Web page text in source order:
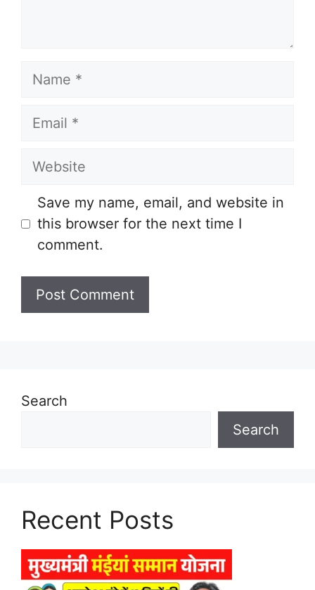
Name
Email
Website
Save my name, email, and website in
this browser for the next time I
comment.
Search
Search
Recent Posts